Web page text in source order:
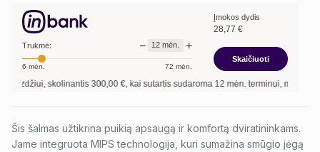
Trukmė: − 12 mėn. +
6 mėn. 72 mėn.
Įmokos dydis
28,77 €
Skaičiuoti
skolinantis300,00€, kai sutartis sudaroma12mėn. terminui, metinė
Šis šalmas užtikrina puikią apsaugą ir komfortą dviratininkams.
Jame integruota MIPS technologija, kuri sumažina smūgio jėgą